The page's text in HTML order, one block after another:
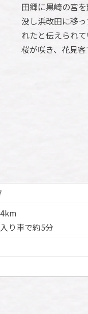
田郷に黒崎の宮
没し浜改田に移
れたと伝えられ
桜が咲き、花見客
り車で約5分